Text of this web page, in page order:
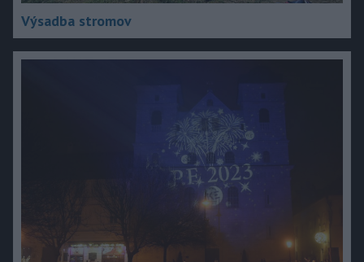
Výsadba stromov